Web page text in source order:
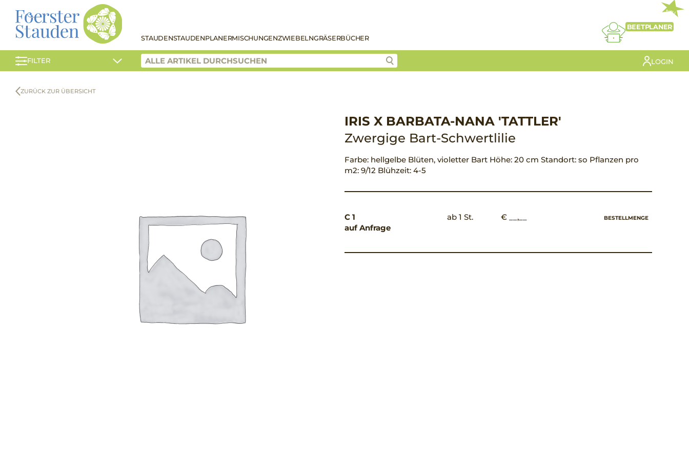
STAUDENSTAUDENPLANERMISCHUNGENZWIEBELNGRÄSERBÜCHER
NEU
BEETPLANER
FILTER LOGIN
ZURÜCK ZUR ÜBERSICHT
IRIS X BARBATA-NANA 'TATTLER'
Zwergige Bart-Schwertlilie
Farbe: hellgelbe Blüten, violetter Bart Höhe: 20 cm Standort: so Pflanzen pro
m2: 9/12 Blühzeit: 4-5
C 1
auf Anfrage
ab 1 St. € __,__ BESTELLMENGE